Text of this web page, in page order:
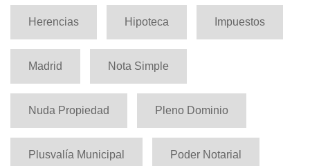
Herencias Hipoteca Impuestos
Madrid Nota Simple
Nuda Propiedad Pleno Dominio
Plusvalía Municipal Poder Notarial